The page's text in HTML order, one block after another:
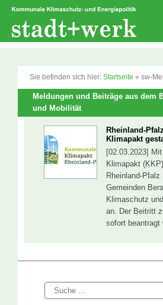
Zum
springen
Sie befinden sich hier: Startseite » sw-
Meldungen und Beiträge aus dem
und Mobilität
Rheinland-
Klimapakt
[02.03.2023]
Klimapakt
Rheinland-Pfalz
Gemeinden
Klimaschutz
an. Der Beitritt
sofort beantragt
Suche